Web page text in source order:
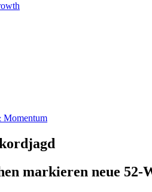
Momentum
markieren neue